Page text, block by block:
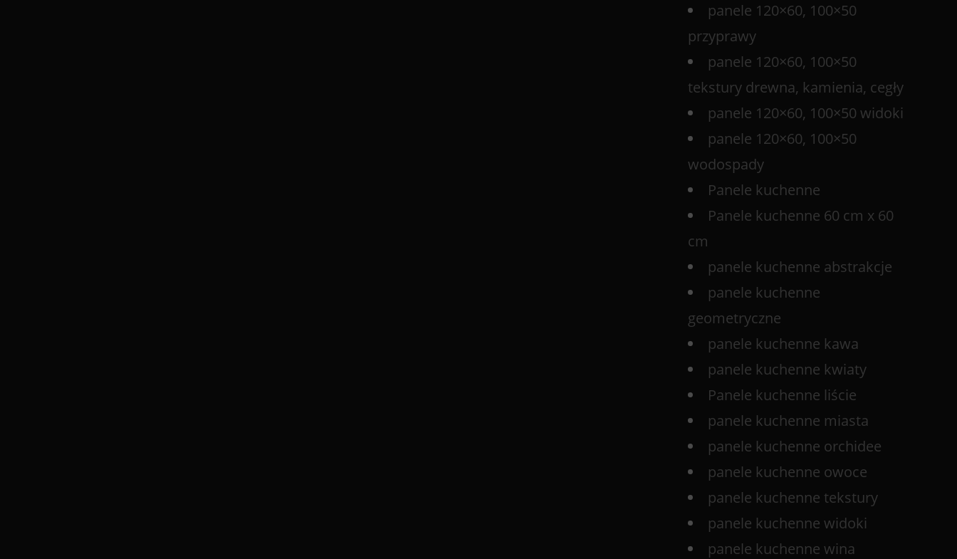
panele 120×60, 100×50
przyprawy
panele 120×60, 100×50
tekstury drewna, kamienia, cegły
panele 120×60, 100×50 widoki
panele 120×60, 100×50
wodospady
Panele kuchenne
Panele kuchenne 60 cm x 60
cm
panele kuchenne abstrakcje
panele kuchenne
geometryczne
panele kuchenne kawa
panele kuchenne kwiaty
Panele kuchenne liście
panele kuchenne miasta
panele kuchenne orchidee
panele kuchenne owoce
panele kuchenne tekstury
panele kuchenne widoki
panele kuchenne wina